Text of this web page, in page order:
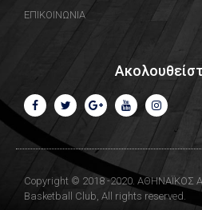
ΕΠΙΚΟΙΝΩΝΙΑ
Copyright © 2018 -2020. ΑΘΗΝΑΪΚΟΣ
Basketball Club, All rights reserved.